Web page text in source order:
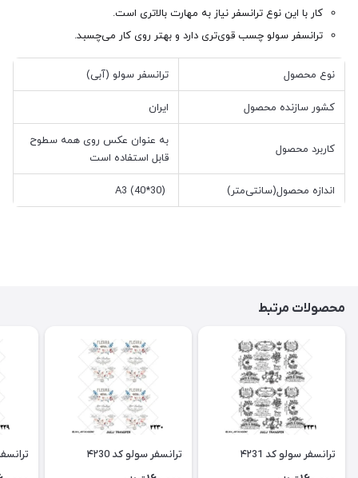
کار با این نوع ترانسفر نیاز به مهارت بالاتری است.
ترانسفر سولو چسب قوی‌تری دارد و بهتر روی کار می‌چسبد.
نوع محصول ترانسفر سولو (آبی)
کشور سازنده محصول ایران
کاربرد محصول
به عنوان عکس روی همه سطوح
قابل استفاده است
اندازه محصول(سانتی‌متر)
محصولات مرتبط
ترانسفر سولو کد ۴۲31 ترانسفر سولو کد ۴۲30